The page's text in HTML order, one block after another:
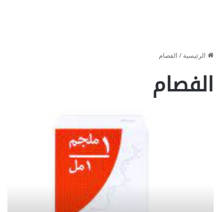
الرئيسية/الفصام
الفصام